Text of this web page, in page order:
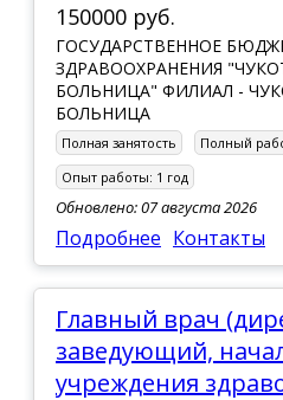
150000 руб.
ГОСУДАРСТВЕННОЕ
ЗДРАВООХРАНЕНИЯ
БОЛЬНИЦА" ФИЛИАЛ -
БОЛЬНИЦА
Полная занятость
Полный
Опыт работы: 1 год
Обновлено: 07 августа 2026
Подробнее Контакты
Главный врач (директор,
заведующий,
учреждения